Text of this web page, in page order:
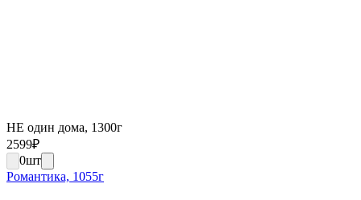
НЕ один дома, 1300г
2599₽
0шт
Романтика, 1055г